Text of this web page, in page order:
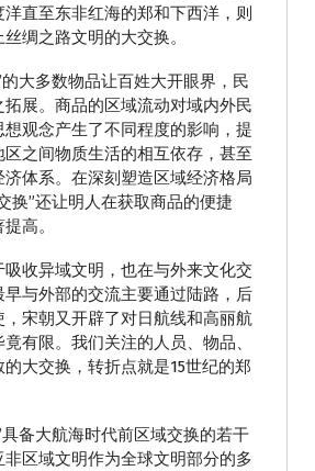
直至东非红海的郑和下西洋，则
绸之路文明的大交换。
大多数物品让百姓大开眼界，民
展。商品的区域流动对域内外民
观念产生了不同程度的影响，提
之间物质生活的相互依存，甚至
体系。在深刻塑造区域经济格局
换”还让明人在获取商品的便捷
高。
收异域文明，也在与外来文化交
与外部的交流主要通过陆路，后
，宋朝又开辟了对日航线和高丽航
有限。我们关注的人员、物品、
大交换，转折点就是15世纪的郑
备大航海时代前区域交换的若干
区域文明作为全球文明部分的多